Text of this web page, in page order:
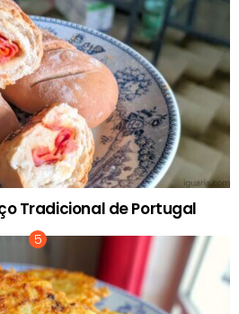
Tradicional de Portugal